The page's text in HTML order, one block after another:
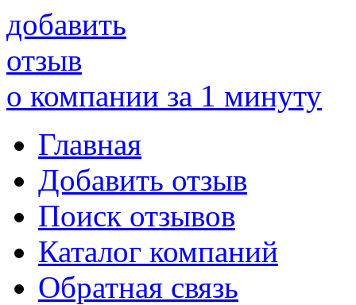
добавить
отзыв
о компании за 1 минуту
Главная
Добавить отзыв
Поиск отзывов
Каталог компаний
Обратная связь